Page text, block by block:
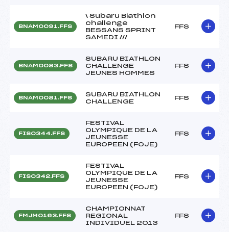
BNAM0091.FFS
\ Subaru Biathlon
challenge
BESSANS SPRINT
SAMEDI ///
FFS
BNAM0083.FFS
SUBARU BIATHLON
CHALLENGE
JEUNES HOMMES
FFS
BNAM0081.FFS
SUBARU BIATHLON
CHALLENGE
FFS
FIS0344.FFS
FESTIVAL
OLYMPIQUE DE LA
JEUNESSE
EUROPEEN (FOJE)
FFS
FIS0342.FFS
FESTIVAL
OLYMPIQUE DE LA
JEUNESSE
EUROPEEN (FOJE)
FFS
FMJM0163.FFS
CHAMPIONNAT
REGIONAL
INDIVIDUEL 2013
FFS